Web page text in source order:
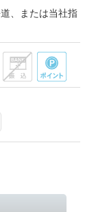
、または当社指